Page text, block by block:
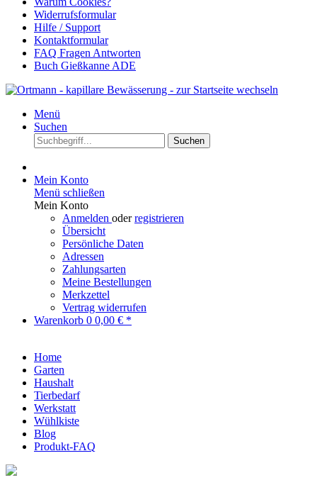
Widerrufsformular
Hilfe / Support
Kontaktformular
FAQ Fragen Antworten
Buch Gießkanne ADE
Menü
Suchen
Suchen
Mein Konto
Menü schließen
Mein Konto
Anmelden oderregistrieren
Übersicht
Persönliche Daten
Adressen
Zahlungsarten
Meine Bestellungen
Merkzettel
Vertrag widerrufen
Warenkorb 0 0,00 € *
Home
Garten
Haushalt
Tierbedarf
Werkstatt
Wühlkiste
Blog
Produkt-FAQ